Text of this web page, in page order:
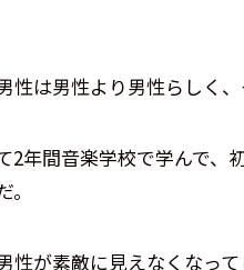
性は男性より男性らしく、
2年間音楽学校で学んで、
性が素敵に見えなくなって